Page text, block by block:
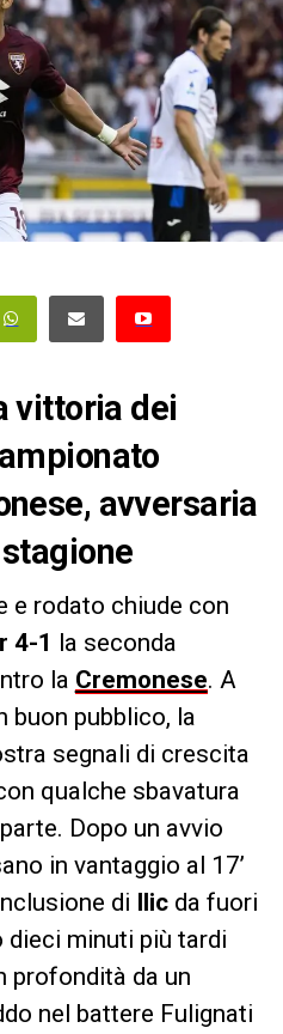
vittoria dei
avversaria
e rodato chiude con
4-1 la seconda
la Cremonese. A
buon pubblico, la
segnali di crescita
qualche sbavatura
Dopo un avvio
in vantaggio al 17’
di Ilicda fuori
dieci minuti più tardi
profondità da un
nel battere Fulignati